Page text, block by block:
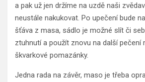
a pak už jen držíme na uzdě naši
neustále nakukovat. Po upečení bude
šťáva z masa, sádlo je možné slít či
ztuhnutí a použít znovu na další pečení
škvarkové pomazánky.
Jedna rada na závěr, maso je třeba